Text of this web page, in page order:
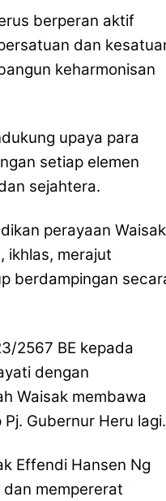
berperan aktif
dan
keharmonisan
upaya para
setiap elemen
sejahtera.
perayaan Waisak
ikhlas, merajut
berdampingan
2567 BE kepada
dengan
Waisak membawa
Gubernur Heru lagi.
Effendi Hansen Ng
mempererat